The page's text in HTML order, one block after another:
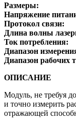
Размеры:
Напряжение
Протокол связи:
Длина волны
Ток потребления:
Диапазон
Диапазон рабочих
ОПИСАНИЕ
Модуль, не требуя
и точно измерить
отражающей